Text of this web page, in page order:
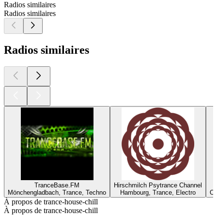
Radios similaires
Radios similaires
Radios similaires
TranceBase.FM
Mönchengladbach, Trance, Techno
Hirschmilch Psytrance Channel
Hambourg, Trance, Electro
À propos de trance-house-chill
À propos de trance-house-chill